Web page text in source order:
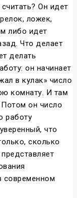
Он идет
ложек,
либо идет
Что делает
делать
он начинает
в кулак» число
комнату. И там
Потом он число
работу
что
сколько
современном